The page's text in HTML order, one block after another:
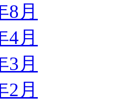
8月
4月
3月
2月